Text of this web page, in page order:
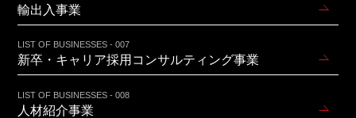
輸出入事業
LIST OF BUSINESSES - 007
新卒・キャリア採用コンサルティング事業
LIST OF BUSINESSES - 008
人材紹介事業